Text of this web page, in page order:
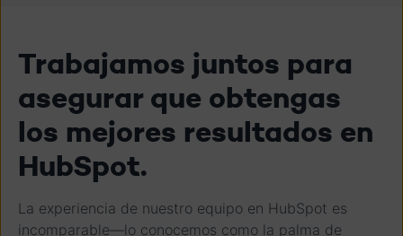
Trabajamos juntos para
asegurar que obtengas
los mejores resultados en
HubSpot.
La experiencia de nuestro equipo en HubSpot es
incomparable—lo conocemos como la palma de